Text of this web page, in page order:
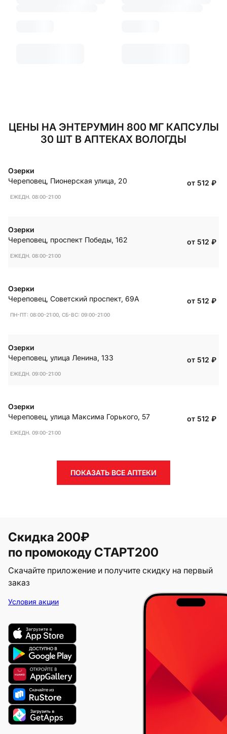
ЦЕНЫ НА ЭНТЕРУМИН 800 МГ КАПСУЛЫ
30 ШТ В АПТЕКАХ ВОЛОГДЫ
Озерки
Череповец, Пионерская улица, 20
ЕЖЕДН. 08:00-21:00
от 512 ₽
Озерки
Череповец, проспект Победы, 162
ЕЖЕДН. 08:00-21:00
от 512 ₽
Озерки
Череповец, Советский проспект, 69А
ПН-ПТ: 08:00-21:00, СБ-ВС: 09:00-21:00
от 512 ₽
Озерки
Череповец, улица Ленина, 133
ЕЖЕДН. 09:00-21:00
от 512 ₽
Озерки
Череповец, улица Максима Горького, 57
ЕЖЕДН. 09:00-21:00
от 512 ₽
ПОКАЗАТЬ ВСЕ АПТЕКИ
Скидка 200₽
по промокоду СТАРТ200
Скачайте приложение и получите скидку на первый
заказ
Условия акции